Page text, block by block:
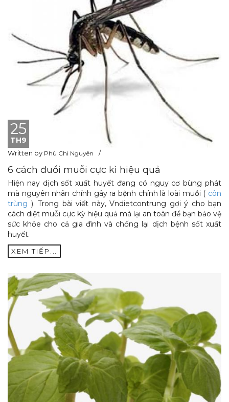
25
TH9
Written by Phù Chi Nguyên
6 cách đuổi muỗi cực kì hiệu quả
Hiện nay dịch sốt xuất huyết đang có nguy cơ bùng phát
mà nguyên nhân chính gây ra bệnh chính là loài muỗi ( côn
trùng ). Trong bài viết này, Vndietcontrung gợi ý cho bạn
cách diệt muỗi cực kỳ hiệu quả mà lại an toàn để bạn bảo vệ
sức khỏe cho cả gia đình và chống lại dịch bệnh sốt xuất
huyết.
XEM TIẾP...